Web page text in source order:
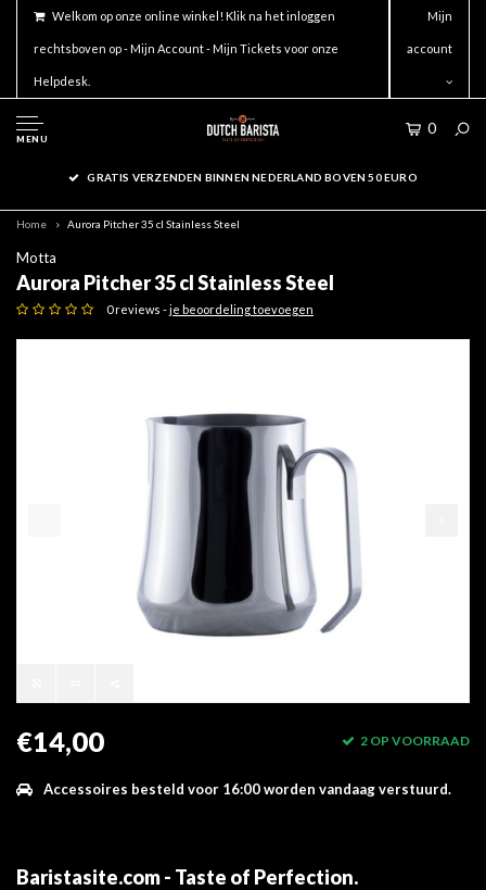
Welkom op onze online winkel! Klik na het inloggen
rechtsboven op - Mijn Account - Mijn Tickets voor onze
Helpdesk.
Mijn
account
MENU
0
GRATIS VERZENDEN BINNEN NEDERLAND BOVEN 50 EURO
Home Aurora Pitcher 35 cl Stainless Steel
Motta
Aurora Pitcher 35 cl Stainless Steel
0 reviews -je beoordeling toevoegen
€14,00 2 OP VOORRAAD
Accessoires besteld voor 16:00 worden vandaag verstuurd.
Baristasite.com - Taste of Perfection.